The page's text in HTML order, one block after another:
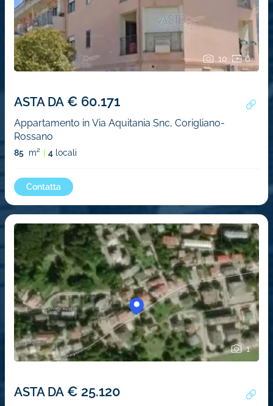
10 6
ASTA DA € 60.171
Appartamento in Via Aquitania Snc, Corigliano-
Rossano
85 m2 4 locali
Contatta
1
ASTA DA € 25.120